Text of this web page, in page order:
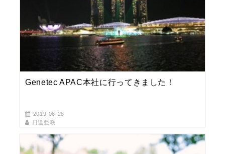
Genetec APAC本社に行ってきました！
2019-06-28
日達亜咲